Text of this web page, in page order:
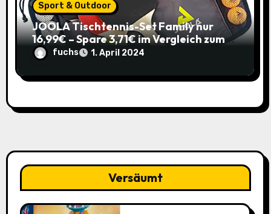
Sport & Outdoor
JOOLA Tischtennis-Set Family nur
16,99€ – Spare 3,71€ im Vergleich zum
alten Preis!
fuchs 1. April 2024
Versäumt